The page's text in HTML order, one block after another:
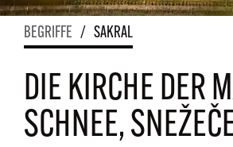
BEGRIFFE / SAKRAL
DIE KIRCHE DER
SCHNEE,